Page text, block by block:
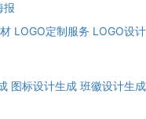
报
LOGO定制服务 LOGO设计
图标设计生成 班徽设计生成